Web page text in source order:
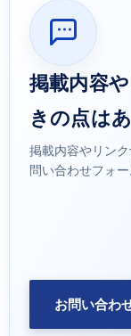
掲載内容
きの点は
掲載内容やリン
問い合わせフォ
お問い合わ